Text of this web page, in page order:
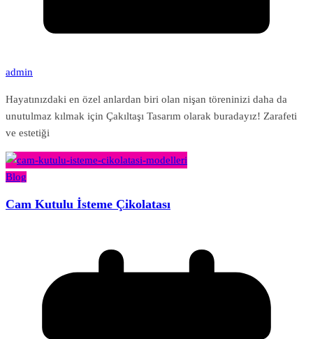
admin
Hayatınızdaki en özel anlardan biri olan nişan töreninizi daha da
unutulmaz kılmak için Çakıltaşı Tasarım olarak buradayız! Zarafeti
ve estetiği
Blog
Cam Kutulu İsteme Çikolatası